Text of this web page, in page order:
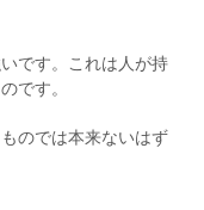
です。これは人が持
です。
のでは本来ないはず